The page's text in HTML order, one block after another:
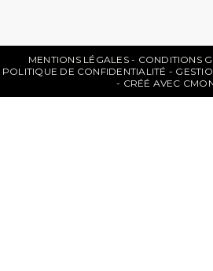
MENTIONS LÉGALES
CONDITIONS
POLITIQUE DE CONFIDENTIALITÉ
CRÉÉ AVEC